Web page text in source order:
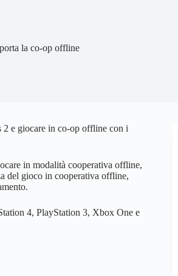
la co-op offline
2 e giocare in co-op offline con i
in modalità cooperativa offline,
del gioco in cooperativa offline,
4, PlayStation 3, Xbox One e